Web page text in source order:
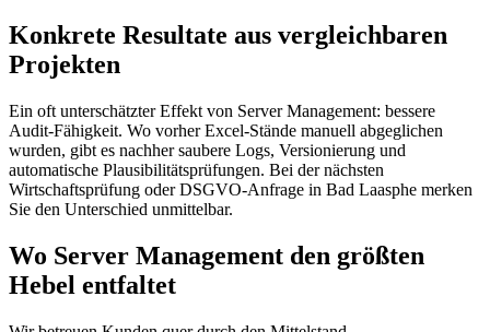
Konkrete Resultate aus vergleichbaren
Projekten
Ein oft unterschätzter Effekt von Server Management: bessere
Audit-Fähigkeit. Wo vorher Excel-Stände manuell abgeglichen
wurden, gibt es nachher saubere Logs, Versionierung und
automatische Plausibilitätsprüfungen. Bei der nächsten
Wirtschaftsprüfung oder DSGVO-Anfrage in Bad Laasphe merken
Sie den Unterschied unmittelbar.
Wo Server Management den größten
Hebel entfaltet